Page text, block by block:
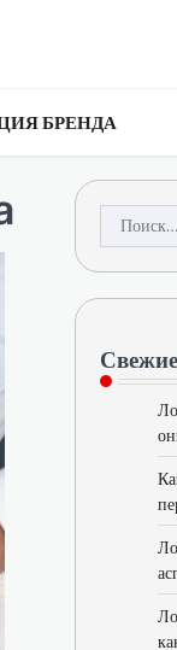
БРЕНДА
Найти: